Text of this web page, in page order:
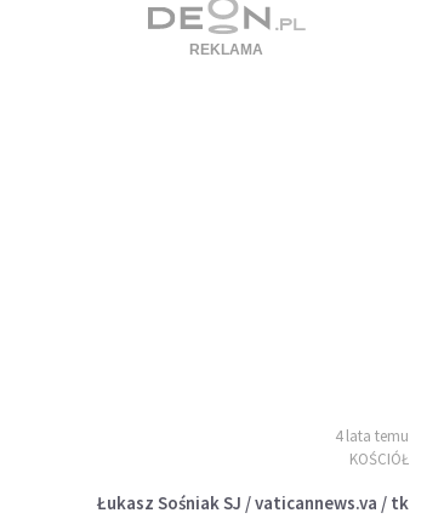
4 lata temu
KOŚCIÓŁ
Łukasz Sośniak SJ / vaticannews.va / tk